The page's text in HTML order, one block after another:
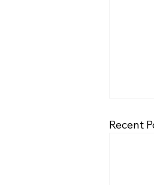
Recent